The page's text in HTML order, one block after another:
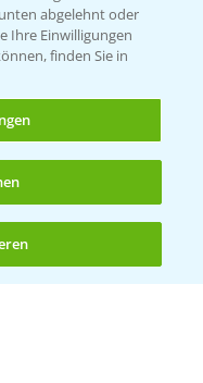
abgelehnt oder
Ihre Einwilligungen
finden Sie in